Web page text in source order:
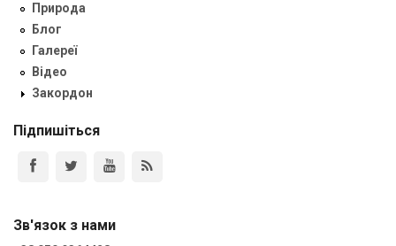
Природа
Блог
Галереї
Відео
Закордон
Підпишіться
Зв'язок з нами